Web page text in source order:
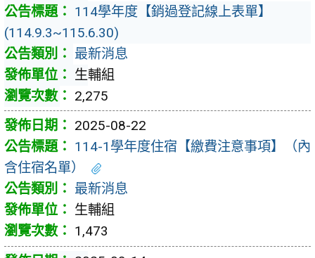
114學年度【銷過登記線上表單】
(114.9.3~115.6.30)
最新消息
生輔組
2,275
2025-08-22
114-1學年度住宿【繳費注意事項】（內
含住宿名單）
最新消息
生輔組
1,473